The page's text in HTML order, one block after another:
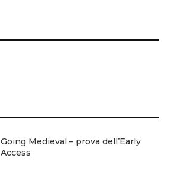
Going Medieval – prova dell’Early
Access